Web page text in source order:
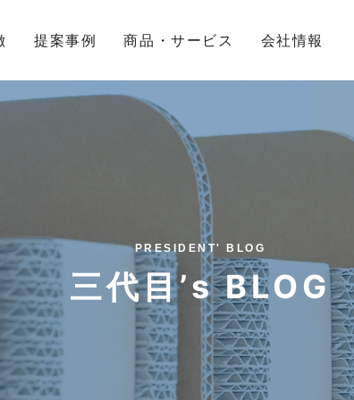
提案事例 商品・サービス 会社情報
PRESIDENT' BLOG
三代目’s BLOG